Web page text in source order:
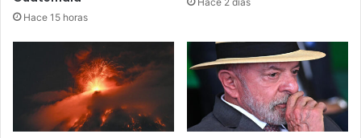
Hace 15 horas